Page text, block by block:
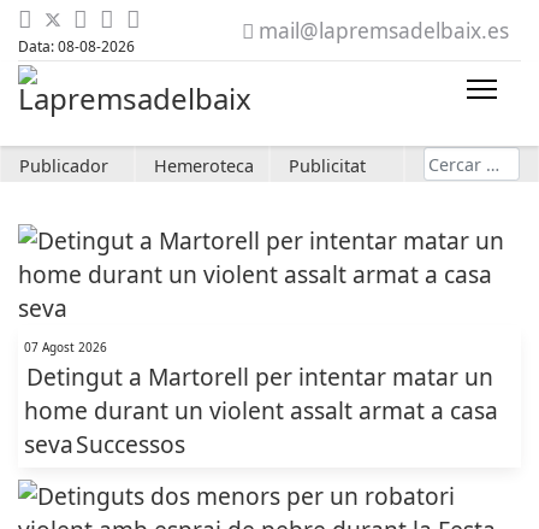
Data: 08-08-2026
mail@lapremsadelbaix.es
Publicador Hemeroteca Publicitat Cerca
07 Agost 2026
Detingut a Martorell per intentar matar un
home durant un violent assalt armat a casa
sevaSuccessos